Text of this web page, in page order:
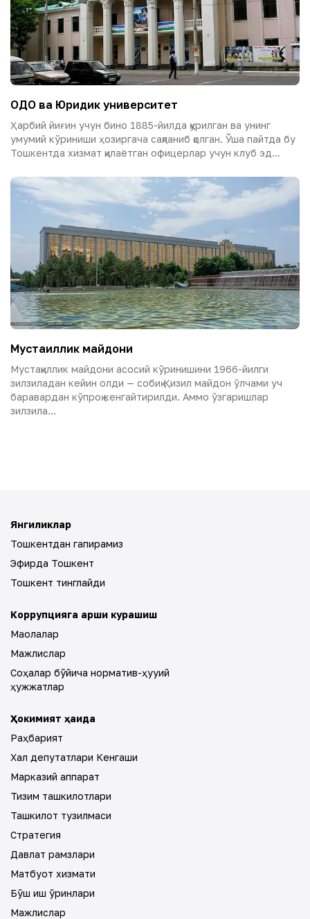
ОДО ва Юридик университет
Ҳарбий йиғин учун бино 1885-йилда қурилган ва унинг
умумий кўриниши ҳозиргача сақланиб қолган. Ўша пайтда бу
Тошкентда хизмат қилаётган офицерлар учун клуб эд...
Мустақиллик майдони
Мустақиллик майдони асосий кўринишини 1966-йилги
зилзиладан кейин олди — собиқ Қизил майдон ўлчами уч
баравардан кўпроқ кенгайтирилди. Аммо ўзгаришлар
зилзила...
Янгиликлар
Тошкентдан гапирамиз
Эфирда Тошкент
Тошкент тинглайди
Коррупцияга қарши курашиш
Мақолалар
Мажлислар
Соҳалар бўйича норматив-ҳуқуқий
ҳужжатлар
Ҳокимият ҳақида
Раҳбарият
Халқ депутатлари Кенгаши
Марказий аппарат
Тизим ташкилотлари
Ташкилот тузилмаси
Стратегия
Давлат рамзлари
Матбуот хизмати
Бўш иш ўринлари
Мажлислар